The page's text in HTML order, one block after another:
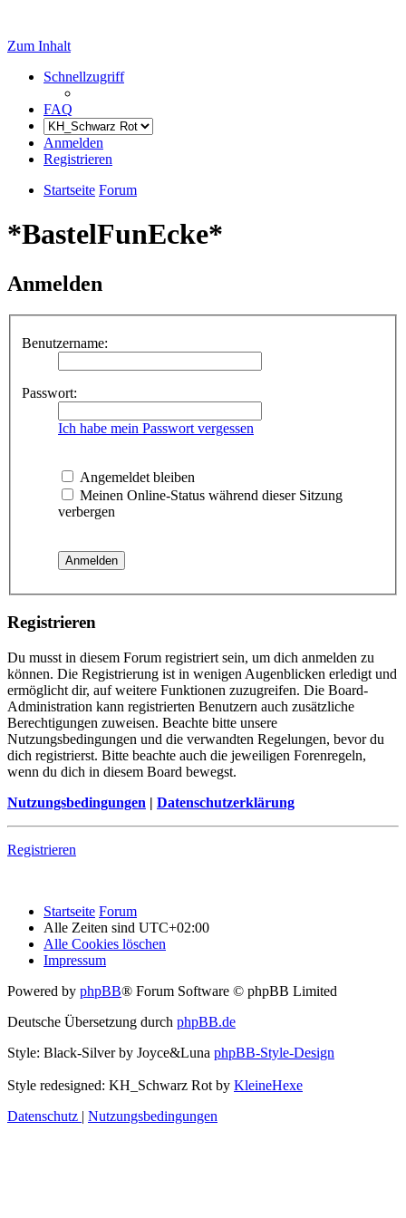
Zum Inhalt
Schnellzugriff
FAQ
Anmelden
Registrieren
Startseite Forum
*BastelFunEcke*
Anmelden
Benutzername:
Passwort:
Ich habe mein Passwort vergessen
Angemeldet bleiben
Meinen Online-Status während dieser Sitzung
verbergen
Registrieren
Du musst in diesem Forum registriert sein, um dich anmelden zu
können. Die Registrierung ist in wenigen Augenblicken erledigt und
ermöglicht dir, auf weitere Funktionen zuzugreifen. Die Board-
Administration kann registrierten Benutzern auch zusätzliche
Berechtigungen zuweisen. Beachte bitte unsere
Nutzungsbedingungen und die verwandten Regelungen, bevor du
dich registrierst. Bitte beachte auch die jeweiligen Forenregeln,
wenn du dich in diesem Board bewegst.
Nutzungsbedingungen | Datenschutzerklärung
Registrieren
Startseite Forum
Alle Zeiten sind UTC+02:00
Alle Cookies löschen
Impressum
Powered by phpBB® Forum Software © phpBB Limited
Deutsche Übersetzung durch phpBB.de
Style: Black-Silver by Joyce&Luna phpBB-Style-Design
Style redesigned: KH_Schwarz Rot by KleineHexe
Datenschutz | Nutzungsbedingungen